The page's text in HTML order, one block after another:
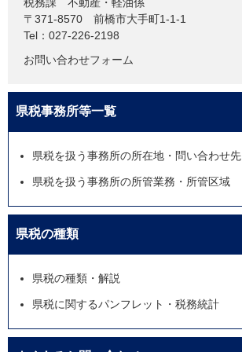
〒371-8570
前橋市大手町1-1-1
Tel：027-226-2198
お問い合わせフォーム
県税事務所等一覧
県税を扱う事務所の所在地・問い合わせ先
県税を扱う事務所の所管業務・所管区域
県税の種類
県税の種類・解説
県税に関するパンフレット・税務統計